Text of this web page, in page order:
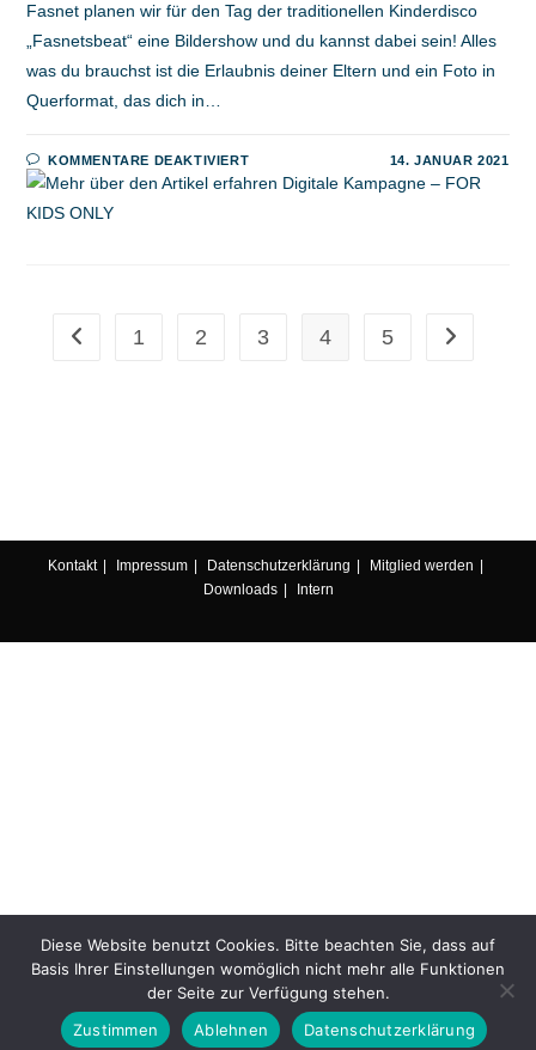
Fasnet planen wir für den Tag der traditionellen Kinderdisco
„Fasnetsbeat“ eine Bildershow und du kannst dabei sein! Alles
was du brauchst ist die Erlaubnis deiner Eltern und ein Foto in
Querformat, das dich in…
KOMMENTARE DEAKTIVIERTFÜR
DIGITALE
KAMPAGNE
14. JANUAR 2021
Zur vorherigen Seite
1 2 3 4 5 Zur
Kontakt Impressum Datenschutzerklärung
Mitglied werden
Downloads
Intern
Diese Website benutzt Cookies. Bitte beachten Sie, dass auf
Basis Ihrer Einstellungen womöglich nicht mehr alle Funktionen
der Seite zur Verfügung stehen.
Zustimmen
Ablehnen Datenschutzerklärung